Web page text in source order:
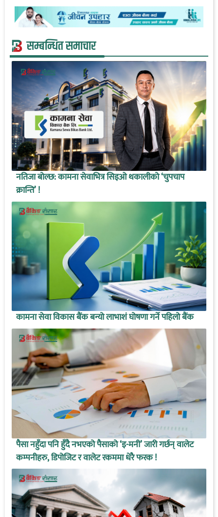
सम्बन्धित समाचार
नतिजा बोल्छ: कामना सेवाभित्र सिइओ थकालीको ‘चुपचाप
क्रान्ति’ !
कामना सेवा विकास बैंक बन्यो लाभाशं घोषणा गर्ने पहिलो बैंक
पैसा नहुँदा पनि हुँदै नभएको पैसाको ‘इ-मनी’ जारी गर्छन् वालेट
कम्पनीहरु, डिपोजिट र वालेट रकममा धेरै फरक !